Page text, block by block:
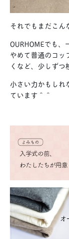
それでもまだこん
OURHOMEでも
やめて普通のコッ
くなど、少しずつ
小さい力かもしれ
ています＾＾